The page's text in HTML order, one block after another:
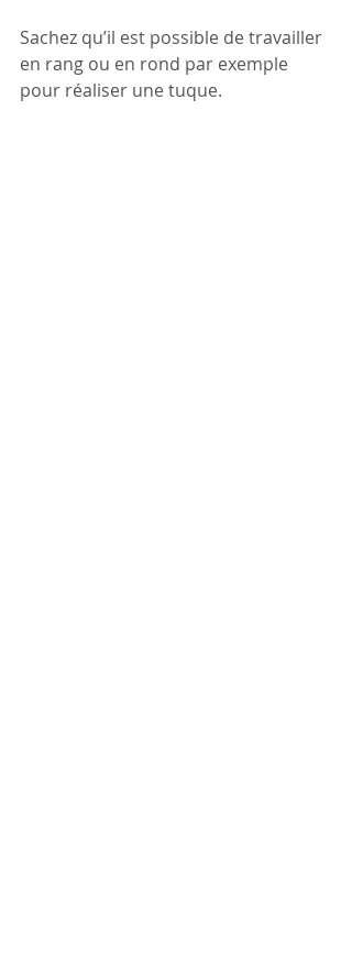
Sachez qu’il est possible de travailler
en rang ou en rond par exemple
pour réaliser une tuque.